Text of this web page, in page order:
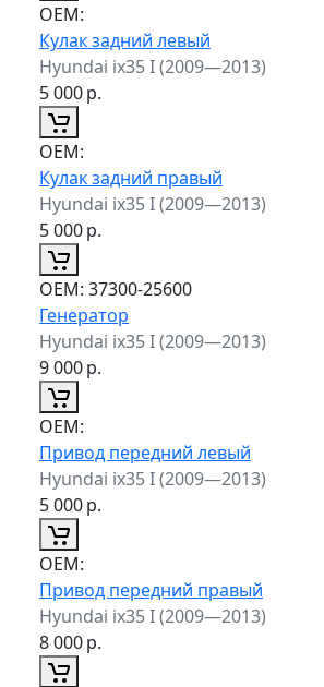
ОЕМ:
Кулак задний левый
Hyundai ix35 I (2009—2013)
5 000р.
ОЕМ:
Кулак задний правый
Hyundai ix35 I (2009—2013)
5 000р.
ОЕМ: 37300-25600
Генератор
Hyundai ix35 I (2009—2013)
9 000р.
ОЕМ:
Привод передний левый
Hyundai ix35 I (2009—2013)
5 000р.
ОЕМ:
Привод передний правый
Hyundai ix35 I (2009—2013)
8 000р.